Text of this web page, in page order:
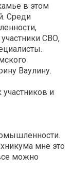
в этом
Среди
СВО,
Ваулину.
и
мне это
можно